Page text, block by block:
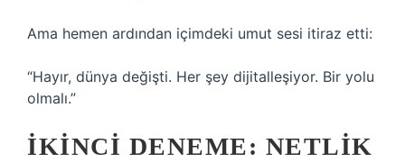
Ama hemen ardından içimdeki umut sesi itiraz etti:
“Hayır, dünya değişti. Her şey dijitalleşiyor. Bir yolu
olmalı.”
İKINCI DENEME: NETLIK